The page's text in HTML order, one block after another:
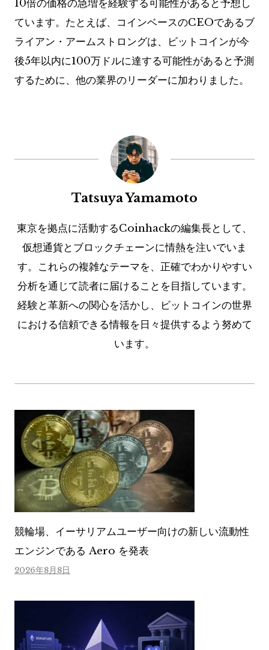
10倍の価格の急増を経験する可能性があると予想し
ています。たとえば、コインベースのCEOであるブ
ライアン・アームストロングは、ビットコインが今
後5年以内に100万ドルに達する可能性があると予測
するために、他の業界のリーダーに加わりました。
Tatsuya Yamamoto
東京を拠点に活動するCoinhackの編集長として、
仮想通貨とブロックチェーンに情熱を注いでいま
す。これらの複雑なテーマを、正確でわかりやすい
分析を通じて読者に届けることを目指しています。
経験と革新への関心を活かし、ビットコインの世界
における信頼できる情報を日々提供するよう努めて
います。
競輪場、イーサリアムユーザー向けの新しい流動性
エンジンである Aero を発表
2026年8月8日